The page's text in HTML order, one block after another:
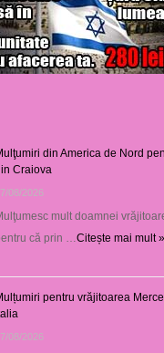
din America de Nord
Craiova
08/2026
mult doamnei
că prin … Citește mai mult »
pentru vrăjitoarea
08/2026